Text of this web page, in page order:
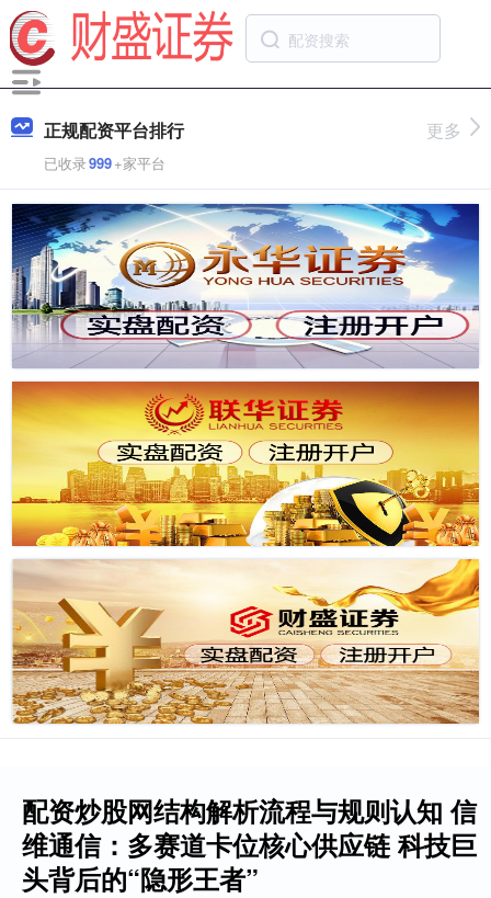
正规配资平台排行
已收录999+家平台
更多
配资炒股网结构解析流程与规则认知 信
维通信：多赛道卡位核心供应链 科技巨
头背后的“隐形王者”